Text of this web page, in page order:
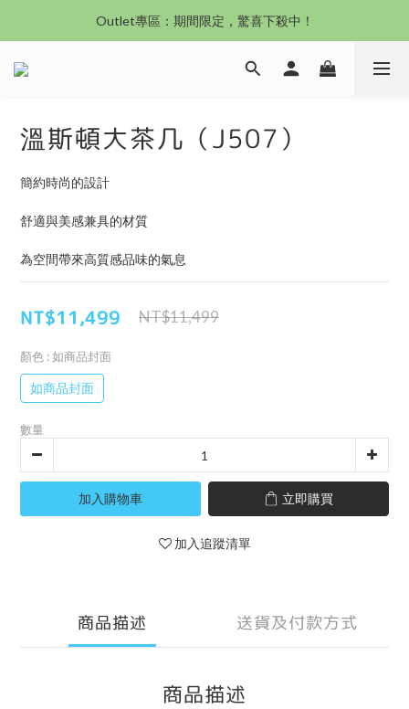
沙發新登場｜想躺就躺，頭等艙到商務艙一次擁有
Outlet專區：期間限定，驚喜下殺中！
沙發新登場｜想躺就躺，頭等艙到商務艙一次擁有
溫斯頓大茶几（J507）
簡約時尚的設計
舒適與美感兼具的材質
為空間帶來高質感品味的氣息
NT$11,499 NT$11,499
顏色 : 如商品封面
如商品封面
數量
加入購物車 立即購買
加入追蹤清單
商品描述 送貨及付款方式
商品描述